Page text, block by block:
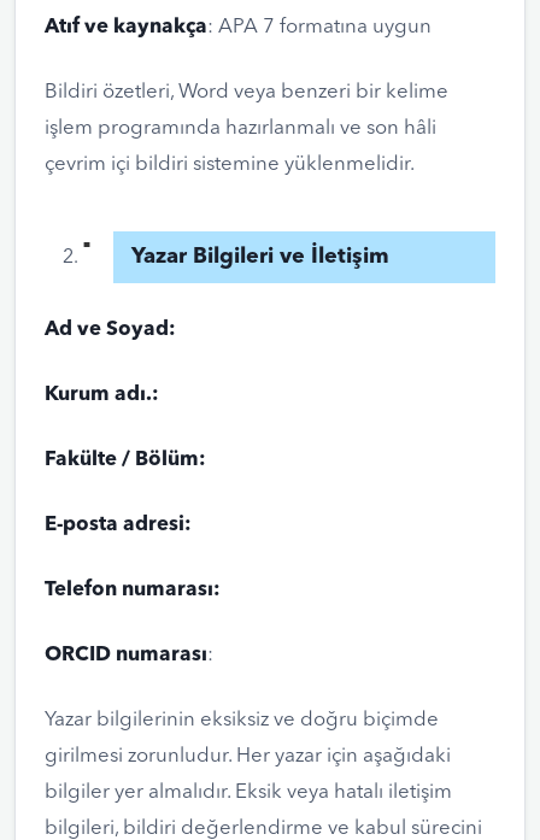
Atıf ve kaynakça: APA 7 formatına uygun
Bildiri özetleri, Word veya benzeri bir kelime
işlem programında hazırlanmalı ve son hâli
çevrim içi bildiri sistemine yüklenmelidir.
Yazar Bilgileri ve İletişim
Ad ve Soyad:
Kurum adı.:
Fakülte / Bölüm:
E-posta adresi:
Telefon numarası:
ORCID numarası:
Yazar bilgilerinin eksiksiz ve doğru biçimde
girilmesi zorunludur. Her yazar için aşağıdaki
bilgiler yer almalıdır. Eksik veya hatalı iletişim
bilgileri, bildiri değerlendirme ve kabul sürecini